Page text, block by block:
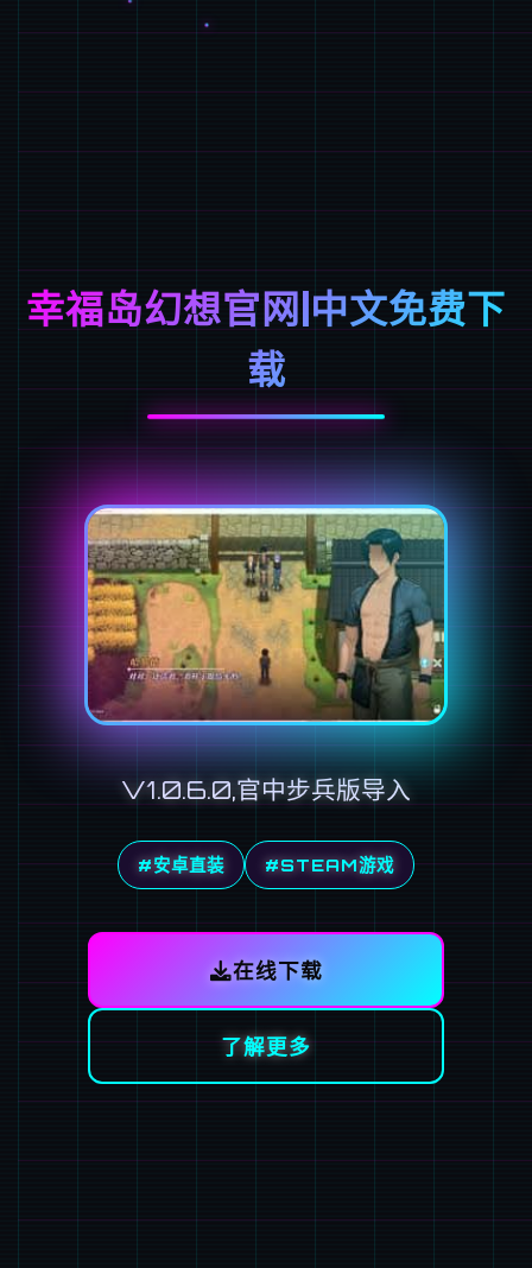
幸福岛幻想官网|中文免费下
载
V1.0.6.0,官中步兵版导入
#安卓直装 #STEAM游戏
在线下载
了解更多